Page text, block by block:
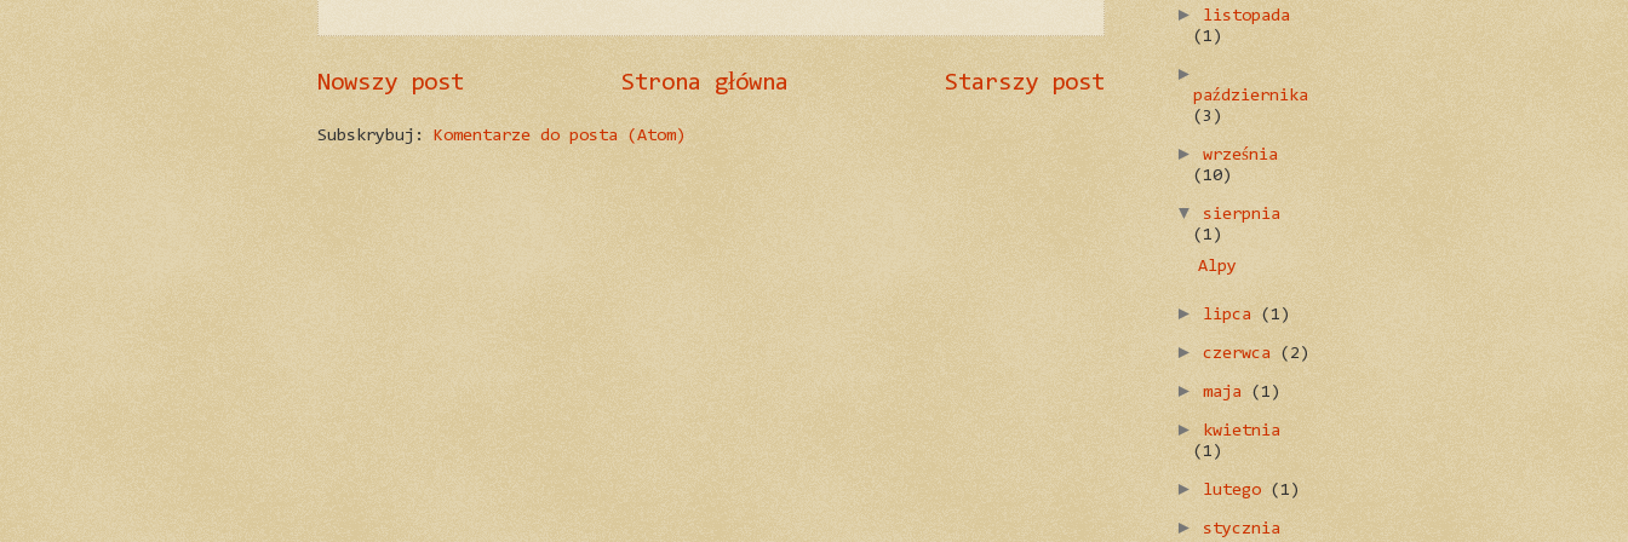
Nowszy post Starszy post
Strona główna
Subskrybuj: Komentarze do posta (Atom)
►
listopada
(1)
►
października
(3)
► września
(10)
▼
sierpnia
(1)
Alpy
► lipca (1)
► czerwca (2)
► maja (1)
►
kwietnia
(1)
► lutego (1)
►
stycznia